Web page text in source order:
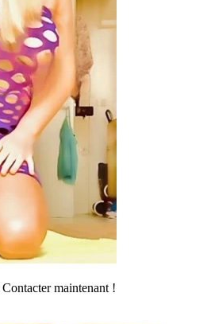
Contacter maintenant !